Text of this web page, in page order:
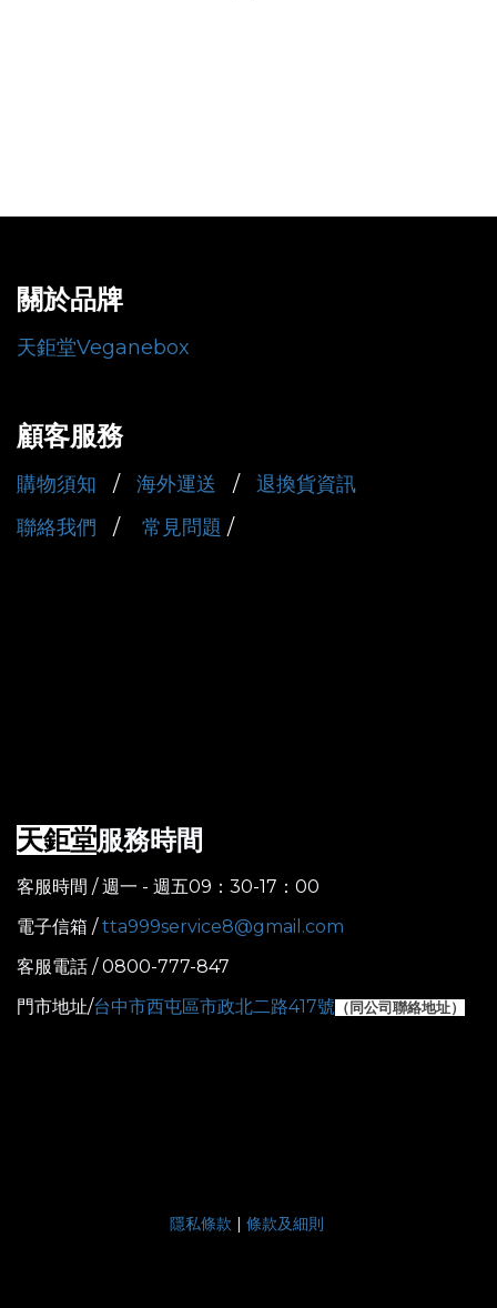
關於品牌
天鉅堂Veganebox
顧客服務
購物須知 / 海外運送 / 退換貨資訊
聯絡我們
/ 常見問題 /
天鉅堂服務時間
客服時間 / 週一 - 週五09：30-17：00
電子信箱 /tta999service8@gmail.com
客服電話 / 0800-777-847
門市地址/台中市西屯區市政北二路417號 （ 同公司聯絡地址）
隱私條款 | 條款及細則